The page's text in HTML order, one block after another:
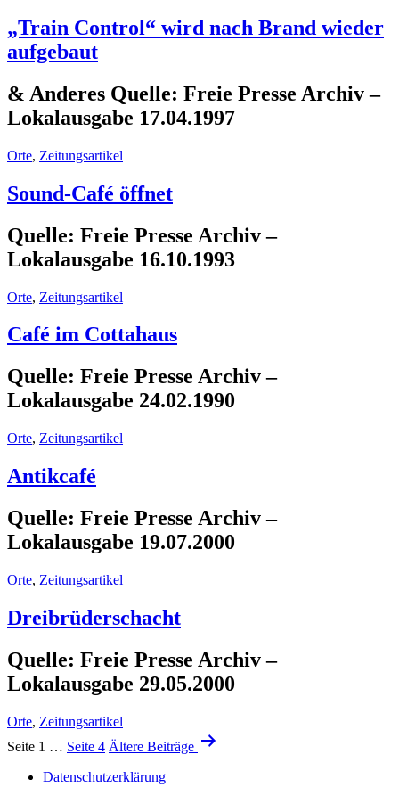
„Train Control“ wird nach Brand wieder
aufgebaut
& Anderes Quelle: Freie Presse Archiv –
Lokalausgabe 17.04.1997
Orte, Zeitungsartikel
Sound-Café öffnet
Quelle: Freie Presse Archiv –
Lokalausgabe 16.10.1993
Orte, Zeitungsartikel
Café im Cottahaus
Quelle: Freie Presse Archiv –
Lokalausgabe 24.02.1990
Orte, Zeitungsartikel
Antikcafé
Quelle: Freie Presse Archiv –
Lokalausgabe 19.07.2000
Orte, Zeitungsartikel
Dreibrüderschacht
Quelle: Freie Presse Archiv –
Lokalausgabe 29.05.2000
Orte, Zeitungsartikel
Seitennummerierung
Seite 1 … Seite 4 Ältere Beiträge
Datenschutzerklärung